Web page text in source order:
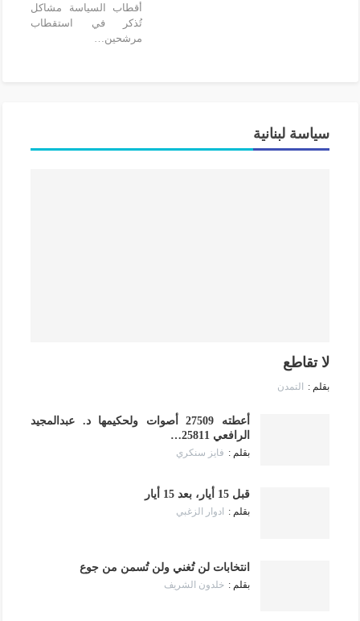
أقطاب السياسة مشاكل
تُذكر في استقطاب
مرشحين…
سياسة لبنانية
لا تقاطع
التمدن
أعطته 27509 أصوات ولحكيمها د. عبدالمجيد
الرافعي 25811…
فايز سنكري
قبل 15 أيار، بعد 15 أيار
ادوار الزغبي
انتخابات لن تُغني ولن تُسمن من جوع
خلدون الشريف